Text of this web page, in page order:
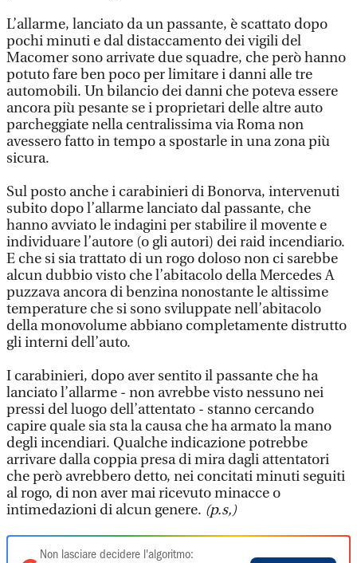
L’allarme, lanciato da un passante, è scattato dopo
pochi minuti e dal distaccamento dei vigili del
Macomer sono arrivate due squadre, che però hanno
potuto fare ben poco per limitare i danni alle tre
automobili. Un bilancio dei danni che poteva essere
ancora più pesante se i proprietari delle altre auto
parcheggiate nella centralissima via Roma non
avessero fatto in tempo a spostarle in una zona più
sicura.
Sul posto anche i carabinieri di Bonorva, intervenuti
subito dopo l’allarme lanciato dal passante, che
hanno avviato le indagini per stabilire il movente e
individuare l’autore (o gli autori) dei raid incendiario.
E che si sia trattato di un rogo doloso non ci sarebbe
alcun dubbio visto che l’abitacolo della Mercedes A
puzzava ancora di benzina nonostante le altissime
temperature che si sono sviluppate nell’abitacolo
della monovolume abbiano completamente distrutto
gli interni dell’auto.
I carabinieri, dopo aver sentito il passante che ha
lanciato l’allarme - non avrebbe visto nessuno nei
pressi del luogo dell’attentato - stanno cercando
capire quale sia sta la causa che ha armato la mano
degli incendiari. Qualche indicazione potrebbe
arrivare dalla coppia presa di mira dagli attentatori
che però avrebbero detto, nei concitati minuti seguiti
al rogo, di non aver mai ricevuto minacce o
intimedazioni di alcun genere. (p.s,)
Non lasciare decidere l'algoritmo: